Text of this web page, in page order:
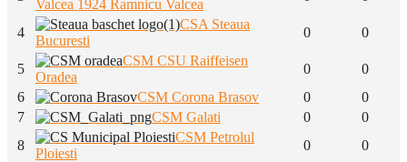
Valcea 1924 Ramnicu Valcea
4
CSA Steaua
Bucuresti
0 0
5
CSM CSU Raiffeisen
Oradea
0
0
6
CSM Corona Brasov 0
0
7
CSM Galati 0
0
8
CSM Petrolul
Ploiesti
0
0